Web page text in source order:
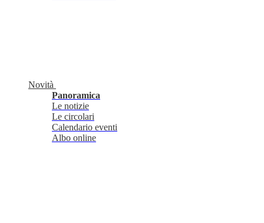
Novità
Panoramica
Le notizie
Le circolari
Calendario eventi
Albo online